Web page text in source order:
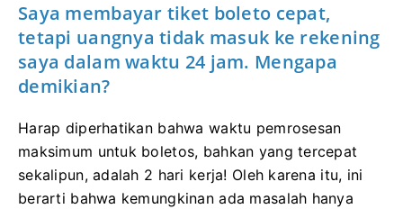
Saya membayar tiket boleto cepat,
tetapi uangnya tidak masuk ke rekening
saya dalam waktu 24 jam. Mengapa
demikian?
Harap diperhatikan bahwa waktu pemrosesan
maksimum untuk boletos, bahkan yang tercepat
sekalipun, adalah 2 hari kerja! Oleh karena itu, ini
berarti bahwa kemungkinan ada masalah hanya